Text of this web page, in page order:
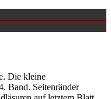
Die kleine
Band. Seitenränder